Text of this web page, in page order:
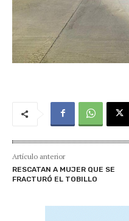
Artículo anterior
RESCATAN A MUJER QUE SE
FRACTURÓ EL TOBILLO